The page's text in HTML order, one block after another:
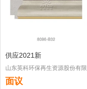
供应2021新
山东英科环保再生资源股份有限
公司
面议